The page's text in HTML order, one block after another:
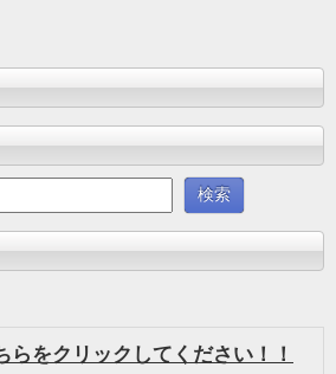
らをクリックしてください！！